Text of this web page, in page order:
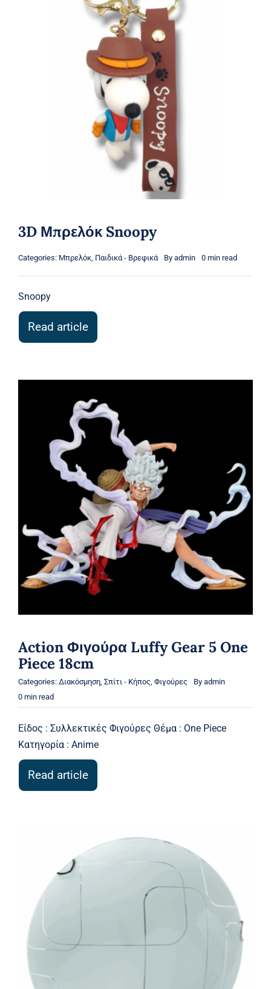
3D Μπρελόκ Snoopy
Categories: Μπρελόκ, Παιδικά - Βρεφικά By admin 0 min read
Snoopy
Read article
Action Φιγούρα Luffy Gear 5 One
Piece 18cm
Categories: Διακόσμηση, Σπίτι - Κήπος, Φιγούρες By admin
0 min read
Είδος : Συλλεκτικές Φιγούρες Θέμα : One Piece
Κατηγορία : Anime
Read article